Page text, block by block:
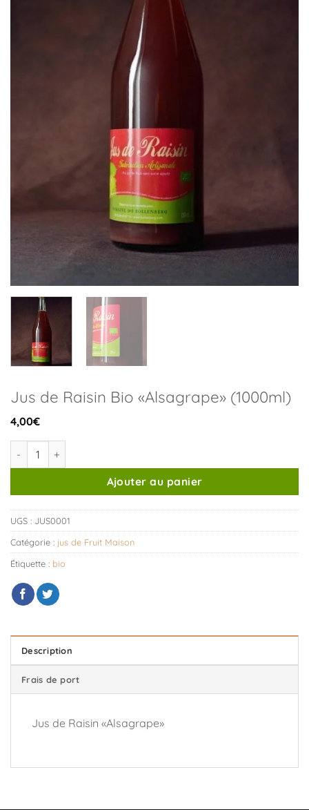
Jus de Raisin Bio «Alsagrape» (1000ml)
4,00€
quantité de Jus de Raisin Bio «Alsagrape» (1000ml)
Ajouter au panier
UGS : JUS0001
Catégorie : jus de Fruit Maison
Étiquette : bio
Description
Frais de port
Jus de Raisin «Alsagrape»